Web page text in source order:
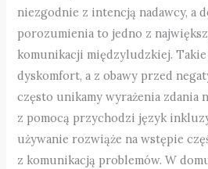
niezgodnie z intencją nadawcy, a
porozumienia to jedno z
komunikacji międzyludzkiej.
dyskomfort, a z obawy przed
często unikamy wyrażenia zdania
z pomocą przychodzi język
używanie rozwiąże na wstępie
z komunikacją problemów. W